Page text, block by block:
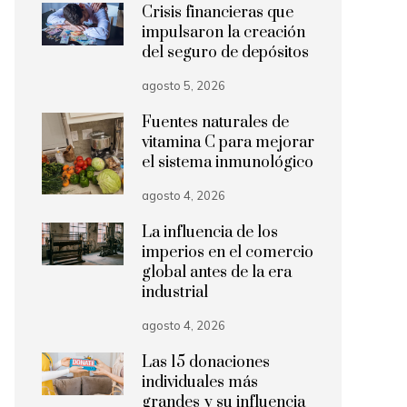
Crisis financieras que
impulsaron la creación
del seguro de depósitos
agosto 5, 2026
Fuentes naturales de
vitamina C para mejorar
el sistema inmunológico
agosto 4, 2026
La influencia de los
imperios en el comercio
global antes de la era
industrial
agosto 4, 2026
Las 15 donaciones
individuales más
grandes y su influencia